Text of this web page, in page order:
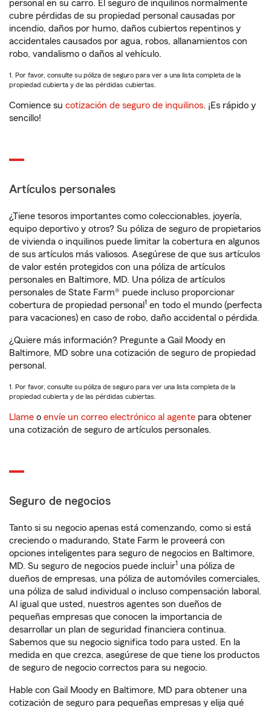
personal en su carro. El seguro de inquilinos normalmente
cubre pérdidas de su propiedad personal causadas por
incendio, daños por humo, daños cubiertos repentinos y
accidentales causados por agua, robos, allanamientos con
robo, vandalismo o daños al vehículo.
1. Por favor, consulte su póliza de seguro para ver a una lista completa de la
propiedad cubierta y de las pérdidas cubiertas.
Comience su cotización de seguro de inquilinos. ¡Es rápido y
sencillo!
Artículos personales
¿Tiene tesoros importantes como coleccionables, joyería,
equipo deportivo y otros? Su póliza de seguro de propietarios
de vivienda o inquilinos puede limitar la cobertura en algunos
de sus artículos más valiosos. Asegúrese de que sus artículos
de valor estén protegidos con una póliza de artículos
personales en Baltimore, MD. Una póliza de artículos
personales de State Farm® puede incluso proporcionar
cobertura de propiedad personal 1 en todo el mundo (perfecta
para vacaciones) en caso de robo, daño accidental o pérdida.
¿Quiere más información? Pregunte a Gail Moody en
Baltimore, MD sobre una cotización de seguro de propiedad
personal.
1. Por favor, consulte su póliza de seguro para ver una lista completa de la
propiedad cubierta y de las pérdidas cubiertas.
Llame o envíe un correo electrónico al agente para obtener
una cotización de seguro de artículos personales.
Seguro de negocios
Tanto si su negocio apenas está comenzando, como si está
creciendo o madurando, State Farm le proveerá con
opciones inteligentes para seguro de negocios en Baltimore,
MD. Su seguro de negocios puede incluir1 una póliza de
dueños de empresas, una póliza de automóviles comerciales,
una póliza de salud individual o incluso compensación laboral.
Al igual que usted, nuestros agentes son dueños de
pequeñas empresas que conocen la importancia de
desarrollar un plan de seguridad financiera continua.
Sabemos que su negocio significa todo para usted. En la
medida en que crezca, asegúrese de que tiene los productos
de seguro de negocio correctos para su negocio.
Hable con Gail Moody en Baltimore, MD para obtener una
cotización de seguro para pequeñas empresas y elija qué